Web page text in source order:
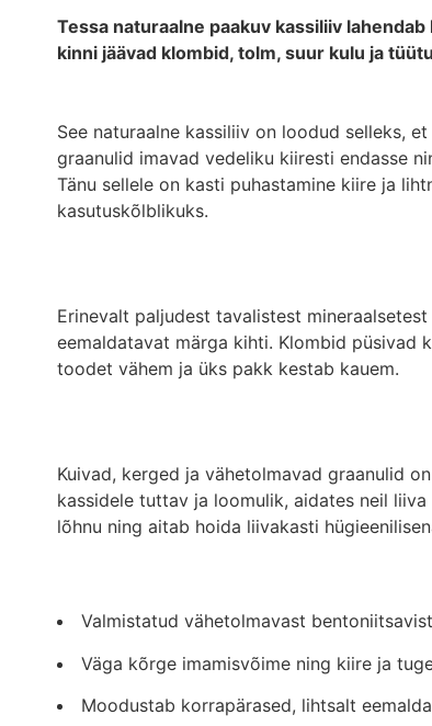
Tessa naturaalne paakuv kassiliiv
kinni jäävad klombid, tolm, suur kulu ja
See naturaalne kassiliiv on loodud selleks,
graanulid imavad vedeliku kiiresti endasse
Tänu sellele on kasti puhastamine kiire ja
kasutuskõlblikuks.
Erinevalt paljudest tavalistest
eemaldatavat märga kihti. Klombid püsivad
toodet vähem ja üks pakk kestab kauem.
Kuivad, kerged ja vähetolmavad graanulid
kassidele tuttav ja loomulik, aidates neil
lõhnu ning aitab hoida liivakasti
Valmistatud vähetolmavast
Väga kõrge imamisvõime ning kiire ja
Moodustab korrapärased, lihtsalt